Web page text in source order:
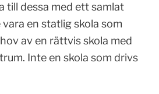
till dessa med ett samlat
en statlig skola som
av en rättvis skola med
Inte en skola som drivs